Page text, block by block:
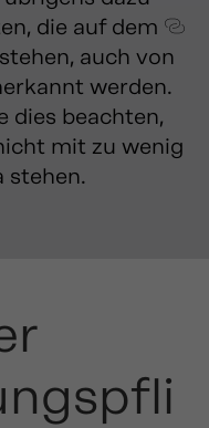
die auf dem
auch von
werden.
dies beachten,
mit zu wenig
stehen.